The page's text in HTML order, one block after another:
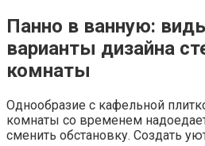
Панно в ванную:
варианты дизайна
комнаты
Однообразие с кафельной
комнаты со временем
сменить обстановку. Создать